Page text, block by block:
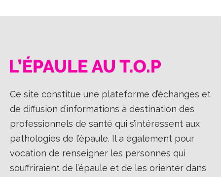
Ce site constitue une plateforme d’échanges et
de diffusion d’informations à destination des
professionnels de santé qui s’intéressent aux
pathologies de l’épaule. Il a également pour
vocation de renseigner les personnes qui
souffriraient de l’épaule et de les orienter dans